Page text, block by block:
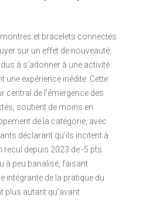
et bracelets connectés
sur un effet de nouveauté,
à s’adonner à une activité
une expérience inédite. Cette
central de l’émergence des
soutient de moins en
de la catégorie, avec
déclarant qu’ils incitent à
recul depuis 2023 de -5 pts.
à peu banalisé, faisant
intégrante de la pratique du
plus autant qu’avant.